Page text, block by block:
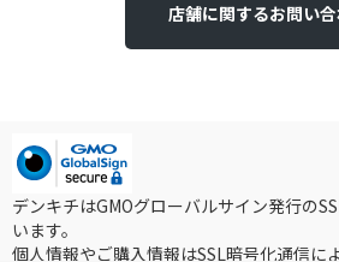
店舗に関するお問い
デンキチはGMOグローバルサイン発行の
います。
個人情報やご購入情報はSSL暗号化通信に